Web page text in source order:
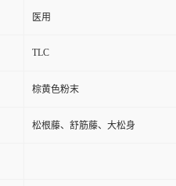
医用
TLC
棕黄色粉末
松根藤、舒筋藤、大松身